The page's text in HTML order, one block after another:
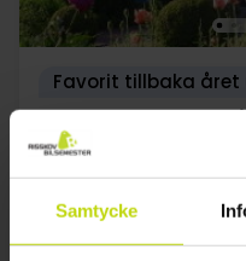
Samtycke
Favorit tillbaka året
Landhotel